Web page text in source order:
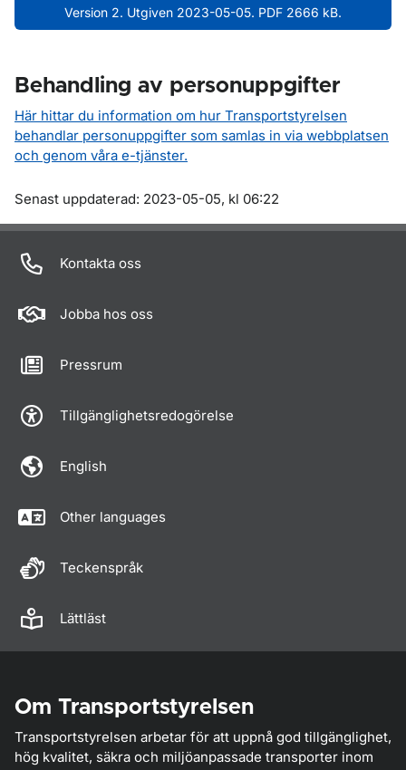
Version 2. Utgiven 2023-05-05. PDF 2666 kB.
Behandling av personuppgifter
Här hittar du information om hur Transportstyrelsen
behandlar personuppgifter som samlas in via webbplatsen
och genom våra e-tjänster.
Om sidan
Senast uppdaterad: 2023-05-05, kl 06:22
Kontakta oss
Jobba hos oss
Pressrum
Tillgänglighetsredogörelse
English
Other languages
Teckenspråk
Lättläst
Om Transportstyrelsen
Transportstyrelsen arbetar för att uppnå god tillgänglighet,
hög kvalitet, säkra och miljöanpassade transporter inom